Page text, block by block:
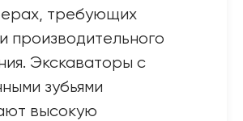
требующих
производительного
Экскаваторы с
зубьями
высокую